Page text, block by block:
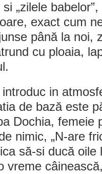
„zilele
exact cum
până la noi,
cu ploaia,
in
de bază este
Dochia, femeie
nimic, „N-are
să-si ducă
vreme